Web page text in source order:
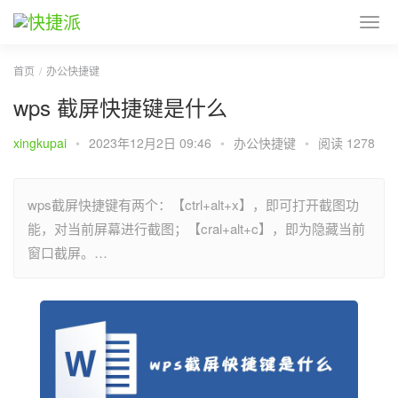
首页 办公快捷键
wps 截屏快捷键是什么
xingkupai • 2023年12月2日 09:46 • 办公快捷键 • 阅读 1278
wps截屏快捷键有两个：【ctrl+alt+x】，即可打开截图功
能，对当前屏幕进行截图；【cral+alt+c】，即为隐藏当前
窗口截屏。…